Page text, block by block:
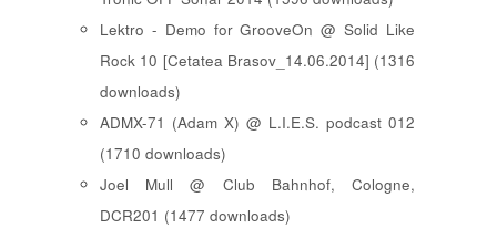
Lektro - Demo for GrooveOn @ Solid Like
Rock 10 [ Cetatea Brasov_14.06.2014 ] (1316
downloads)
ADMX-71 (Adam X) @ L.I.E.S. podcast 012
(1710 downloads)
Joel Mull @ Club Bahnhof, Cologne,
DCR201 (1477 downloads)